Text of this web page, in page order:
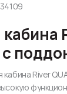
с
River